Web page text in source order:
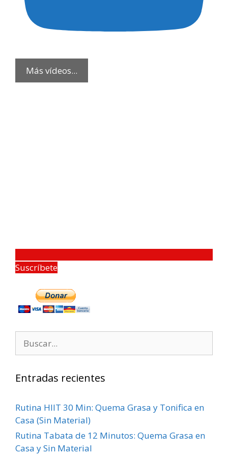
Más vídeos...
Suscríbete
Entradas recientes
Rutina HIIT 30 Min: Quema Grasa y Tonifica en
Casa (Sin Material)
Rutina Tabata de 12 Minutos: Quema Grasa en
Casa y Sin Material